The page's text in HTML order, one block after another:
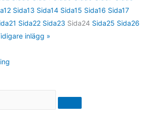
12 Sida13 Sida14 Sida15 Sida16 Sida17
21 Sida22 Sida23 Sida24 Sida25 Sida26
inlägg »